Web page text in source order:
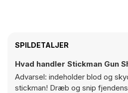
SPILDETALJER
Hvad handler Stickman Gun
Advarsel: indeholder blod og
stickman! Dræb og snip